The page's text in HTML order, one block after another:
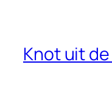
Knot uit